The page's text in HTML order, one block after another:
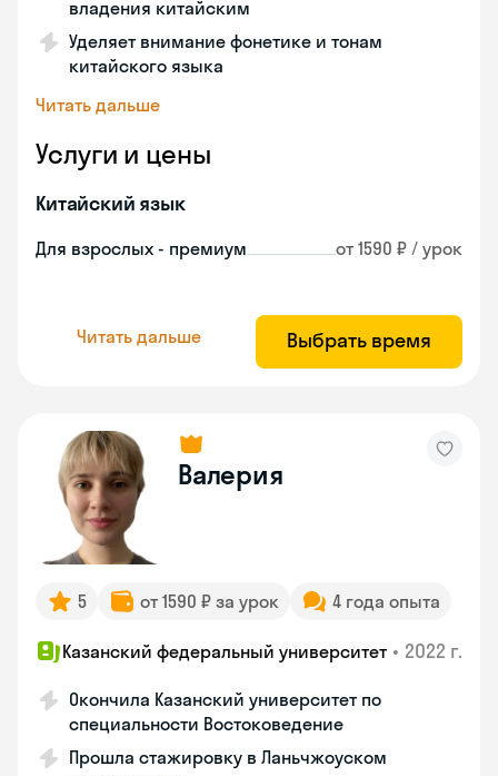
владения китайским
Уделяет внимание фонетике и тонам
китайского языка
Читать дальше
Услуги и цены
Китайский язык
Для взрослых - премиум от 1590 ₽ / урок
Читать дальше Выбрать время
Валерия
5 от 1590 ₽ за урок 4 года опыта
Казанский федеральный университет • 2022 г.
Окончила Казанский университет по
специальности Востоковедение
Прошла стажировку в Ланьчжоуском